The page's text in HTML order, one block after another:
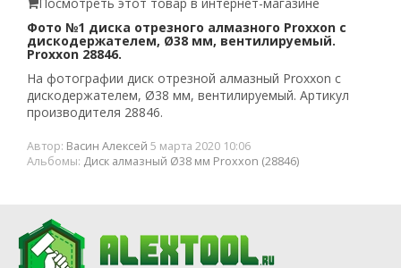
Фото №1 диска отрезного алмазного Proxxon с
дискодержателем, Ø38 мм, вентилируемый.
Proxxon 28846.
На фотографии диск отрезной алмазный Proxxon с
дискодержателем, Ø38 мм, вентилируемый. Артикул
производителя 28846.
Автор: Васин Алексей 5 марта 2020 10:06
Альбомы: Диск алмазный Ø38 мм Proxxon (28846)